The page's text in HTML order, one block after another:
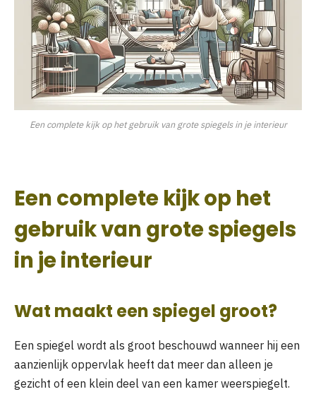
Een complete kijk op het gebruik van grote spiegels in je interieur
Een complete kijk op het
gebruik van grote spiegels
in je interieur
Wat maakt een spiegel groot?
Een spiegel wordt als groot beschouwd wanneer hij een
aanzienlijk oppervlak heeft dat meer dan alleen je
gezicht of een klein deel van een kamer weerspiegelt.